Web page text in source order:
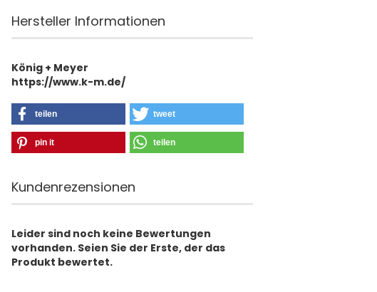
Hersteller Informationen
König + Meyer
https://www.k-m.de/
teilen tweet
pin it teilen
Kundenrezensionen
Leider sind noch keine Bewertungen
vorhanden. Seien Sie der Erste, der das
Produkt bewertet.